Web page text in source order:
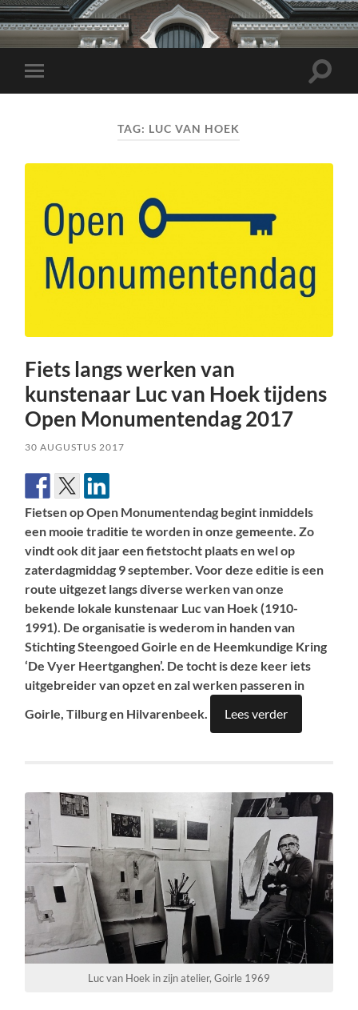
Toggle
mobiel
Toggle
TAG: LUC VAN HOEK
Fiets langs werken van
kunstenaar Luc van Hoek tijdens
Open Monumentendag 2017
30 AUGUSTUS 2017
Fietsen op Open Monumentendag begint inmiddels
een mooie traditie te worden in onze gemeente. Zo
vindt ook dit jaar een fietstocht plaats en wel op
zaterdagmiddag 9 september. Voor deze editie is een
route uitgezet langs diverse werken van onze
bekende lokale kunstenaar Luc van Hoek (1910-
1991). De organisatie is wederom in handen van
Stichting Steengoed Goirle en de Heemkundige Kring
‘De Vyer Heertganghen’. De tocht is deze keer iets
uitgebreider van opzet en zal werken passeren in
Goirle, Tilburg en Hilvarenbeek.
Lees verder
Luc van Hoek in zijn atelier, Goirle 1969